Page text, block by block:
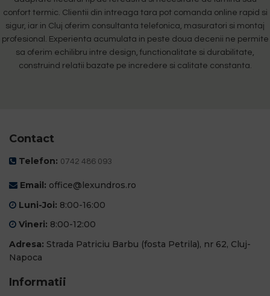
confort termic. Clientii din intreaga tara pot comanda online rapid si
sigur, iar in Cluj oferim consultanta telefonica, masuratori si montaj
profesional. Experienta acumulata in peste doua decenii ne permite
sa oferim echilibru intre design, functionalitate si durabilitate,
construind relatii bazate pe incredere si calitate constanta.
Contact
Telefon: 0742 486 093
Email: office@lexundros.ro
Luni-Joi: 8:00-16:00
Vineri: 8:00-12:00
Adresa: Strada Patriciu Barbu (fosta Petrila), nr 62, Cluj-
Napoca
Informatii